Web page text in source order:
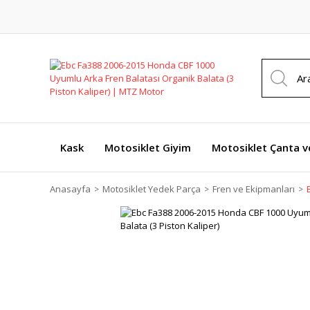
Kask Motosiklet Giyim Motosiklet Çanta
Anasayfa Motosiklet Yedek Parça Fren ve Ekipmanları